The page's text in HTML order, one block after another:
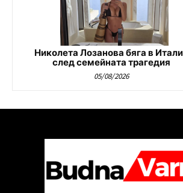
Николета Лозанова бяга в
след семейната трагедия
05/08/2026